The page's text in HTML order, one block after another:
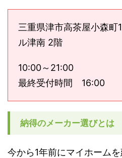
三重県津市高茶屋小森町
ル津南 2階
10:00～21:00
最終受付時間 16:00
納得のメーカー選びとは
今から1年前にマイホームを